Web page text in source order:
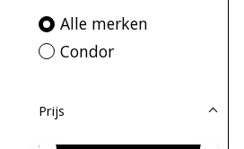
Alle merken
Condor
Prijs